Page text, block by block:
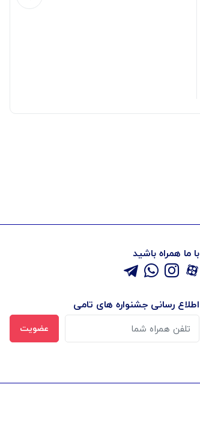
با ما همراه باشید
اطلاع رسانی جشنواره های تامی
عضویت